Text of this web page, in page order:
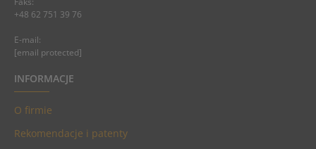
+48 62 751 39 76
E-mail:
[email protected]
INFORMACJE
O firmie
Rekomendacje i patenty